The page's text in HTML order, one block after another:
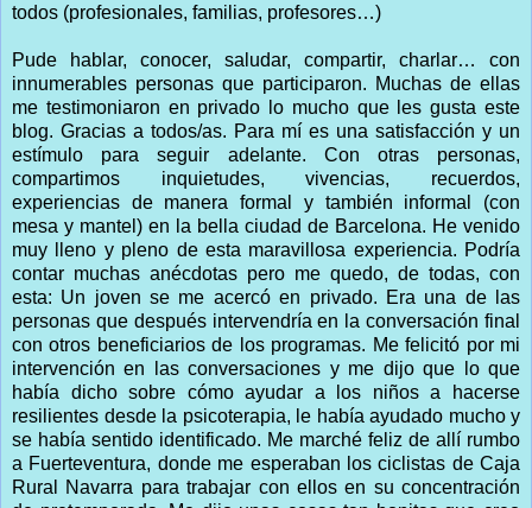
todos (profesionales, familias, profesores…)
Pude hablar, conocer, saludar, compartir, charlar… con
innumerables personas que participaron. Muchas de ellas
me testimoniaron en privado lo mucho que les gusta este
blog. Gracias a todos/as. Para mí es una satisfacción y un
estímulo para seguir adelante. Con otras personas,
compartimos inquietudes, vivencias, recuerdos,
experiencias de manera formal y también informal (con
mesa y mantel) en la bella ciudad de Barcelona. He venido
muy lleno y pleno de esta maravillosa experiencia. Podría
contar muchas anécdotas pero me quedo, de todas, con
esta: Un joven se me acercó en privado. Era una de las
personas que después intervendría en la conversación final
con otros beneficiarios de los programas. Me felicitó por mi
intervención en las conversaciones y me dijo que lo que
había dicho sobre cómo ayudar a los niños a hacerse
resilientes desde la psicoterapia, le había ayudado mucho y
se había sentido identificado. Me marché feliz de allí rumbo
a Fuerteventura, donde me esperaban los ciclistas de Caja
Rural Navarra para trabajar con ellos en su concentración